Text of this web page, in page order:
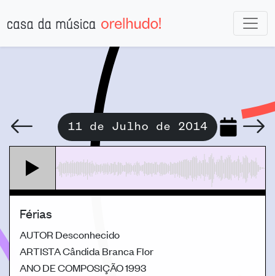
11 de Julho de 2014
Férias
AUTOR Desconhecido
ARTISTACândida Branca Flor
ANO DE COMPOSIÇÃO1993